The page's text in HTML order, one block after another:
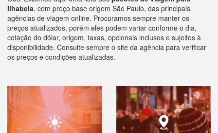
Ilhabela, com preço base origem São Paulo, das principais
agências de viagem online. Procuramos sempre manter os
preços atualizados, porém eles podem variar conforme o dia,
cotação do dólar, origem, taxas, opcionais inclusos e sujeitos à
disponibilidade. Consulte sempre o site da agência para verificar
os preços e condições atualizadas.